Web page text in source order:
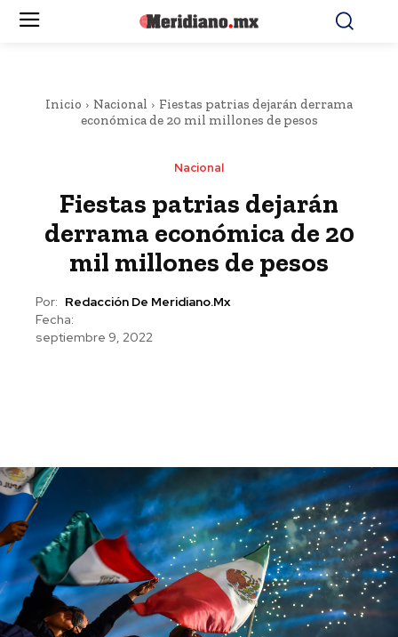
Inicio Nacional
Fiestas patrias dejarán derrama
económica de 20 mil millones de pesos
Nacional
Fiestas patrias dejarán
derrama económica de 20
mil millones de pesos
Por: Redacción De Meridiano.mx
Fecha:
septiembre 9, 2022